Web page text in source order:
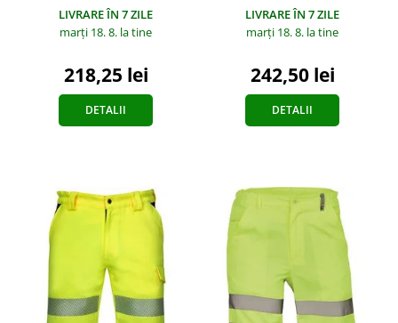
LIVRARE ÎN 7 ZILE
marți 18. 8. la tine
218,25 lei
DETALII
LIVRARE ÎN 7 ZILE
marți 18. 8. la tine
242,50 lei
DETALII